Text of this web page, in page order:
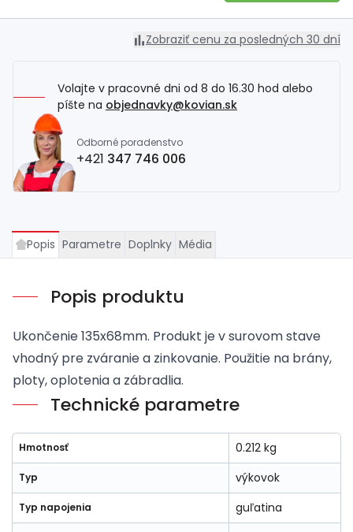
Zobraziť cenu za posledných 30 dní
Volajte v pracovné dni od 8 do 16.30 hod alebo
píšte na objednavky@kovian.sk
Odborné poradenstvo
+421 347 746 006
Popis Parametre Doplnky Média
Popis produktu
Ukončenie 135x68mm. Produkt je v surovom stave
vhodný pre zváranie a zinkovanie. Použitie na brány,
ploty, oplotenia a zábradlia.
Technické parametre
Hmotnosť 0.212 kg
Typ výkovok
Typ napojenia guľatina